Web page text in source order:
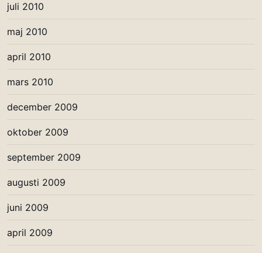
juli 2010
maj 2010
april 2010
mars 2010
december 2009
oktober 2009
september 2009
augusti 2009
juni 2009
april 2009